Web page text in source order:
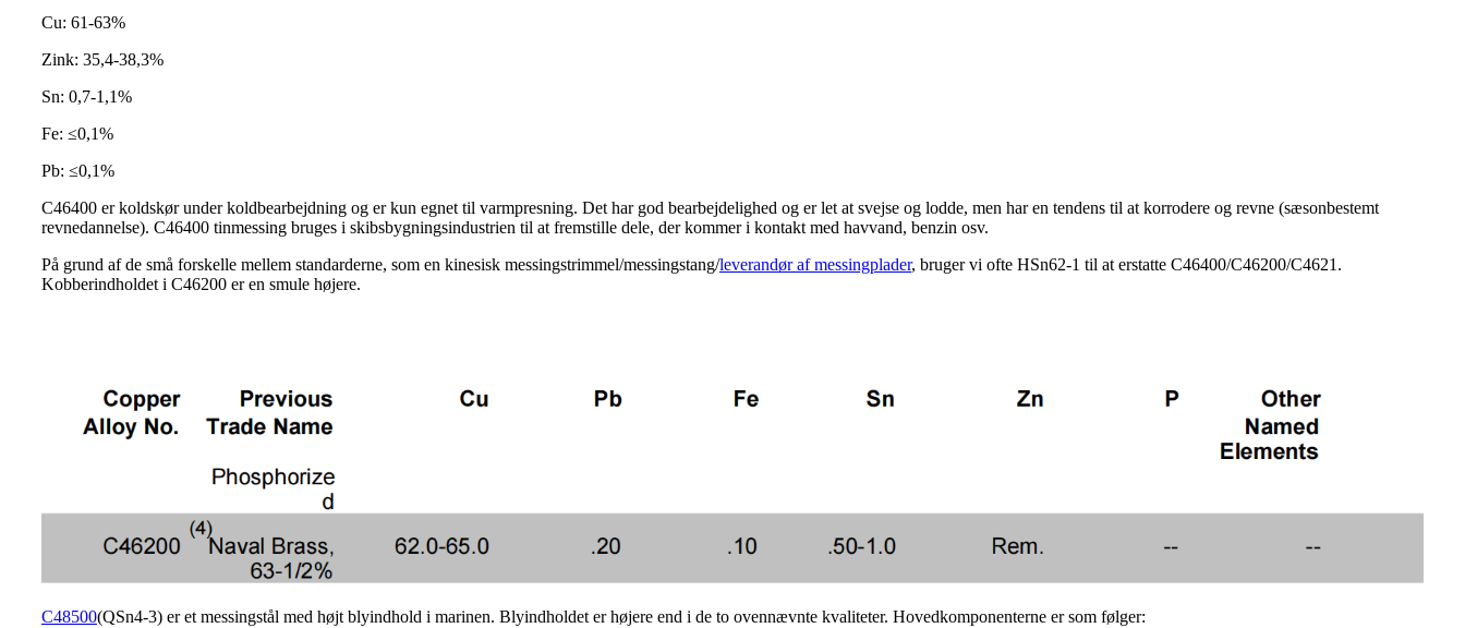
Cu: 61-63%
Zink: 35,4-38,3%
Sn: 0,7-1,1%
Fe: ≤0,1%
Pb: ≤0,1%
C46400 er koldskør under koldbearbejdning og er kun egnet til varmpresning. Det har god bearbejdelighed og er let at svejse og lodde, men har en tendens til at korrodere og revne (sæsonbestemt
revnedannelse). C46400 tinmessing bruges i skibsbygningsindustrien til at fremstille dele, der kommer i kontakt med havvand, benzin osv.
På grund af de små forskelle mellem standarderne, som en kinesisk messingstrimmel/messingstang/leverandør af messingplader, bruger vi ofte HSn62-1 til at erstatte C46400/C46200/C4621.
Kobberindholdet i C46200 er en smule højere.
C48500(QSn4-3) er et messingstål med højt blyindhold i marinen. Blyindholdet er højere end i de to ovennævnte kvaliteter. Hovedkomponenterne er som følger: